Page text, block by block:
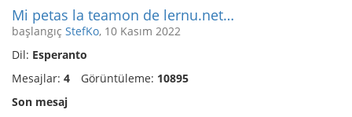
Mi petas la teamon de lernu.net…
başlangıç StefKo, 10 Kasım 2022
Dil: Esperanto
Mesajlar: 4 Görüntüleme: 10895
Son mesaj